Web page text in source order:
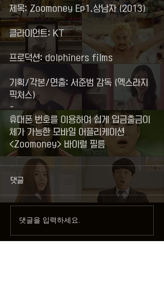
제목: Zoomoney Ep1.상남자 (2013)
클라이언트: KT
프로덕션: dolphiners films
기획/각본/연출: 서준범 감독 (엑스라지
픽처스)
-
휴대폰 번호를 이용하여 쉽게 입금출금이
체가 가능한 모바일 어플리케이션
<Zoomoney> 바이럴 필름
댓글
댓글을 입력하세요.